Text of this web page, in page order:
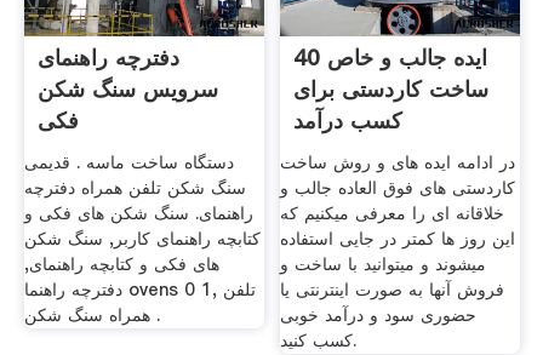
دفترچه راهنمای
سرویس سنگ شکن
فکی
دستگاه ساخت ماسه . قدیمی
سنگ شکن تلفن همراه دفترچه
راهنمای. سنگ شکن های فکی و
کتابچه راهنمای کاربر, سنگ شکن
های فکی و کتابچه راهنمای,
دفترچه راهنما ovens 0 1, تلفن
همراه سنگ شکن .
40 ایده جالب و خاص
ساخت کاردستی برای
کسب درآمد
در ادامه ایده های و روش ساخت
کاردستی های فوق العاده جالب و
خلاقانه ای را معرفی میکنیم که
این روز ها کمتر در جایی استفاده
میشوند و میتوانید با ساخت و
فروش آنها به صورت اینترنتی یا
حضوری سود و درآمد خوبی
کسب کنید.